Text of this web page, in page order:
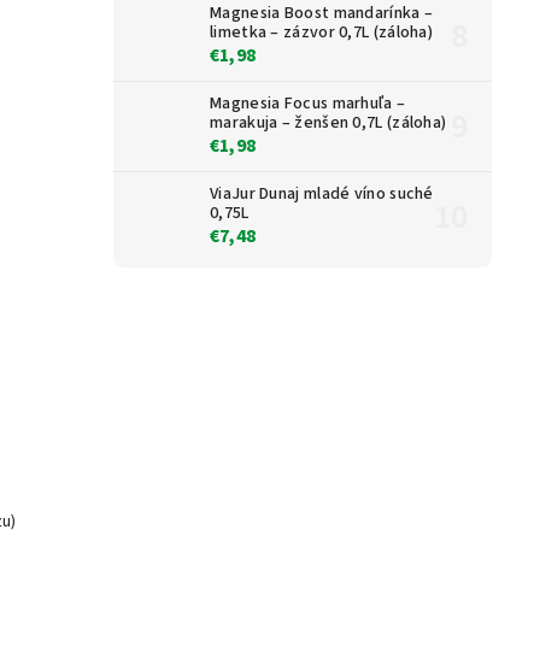
Magnesia Boost mandarínka –
limetka – zázvor 0,7L (záloha)
€1,98
Magnesia Focus marhuľa –
marakuja – ženšen 0,7L (záloha)
€1,98
ViaJur Dunaj mladé víno suché
0,75L
€7,48